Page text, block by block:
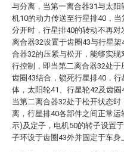
与分离，当第一离合器31与太阳
机10的动力传送至行星排40，
分开时，行星排40的转动不再
离合器32设置于齿圈43与行星
合器32的压紧与松开，能够实
行控制，即当第二离合器32处
齿圈43结合，锁死行星排40，
体，太阳轮41、行星轮42及齿圈
当第二离合器32处于松开状态时
离，行星排40各部件之间正常
示)及定子，电机50的转子设置
子环设于齿圈43外并固定于车身